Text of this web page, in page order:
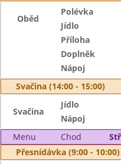
Oběd
Polévka
Jídlo
Příloha
Doplněk
Nápoj
Svačina (14:00 - 15:00)
Svačina
Jídlo
Nápoj
Menu
Chod
Přesnídávka (9:00 - 10:00)